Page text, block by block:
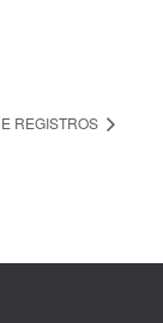
REGISTROS